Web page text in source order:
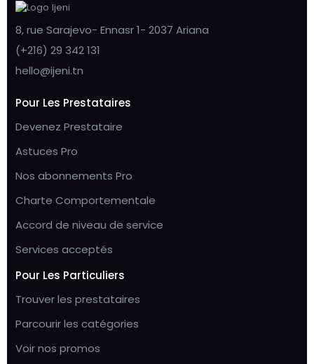
8, rue Sarajevo- Ennasr 1- 2037 Ariana
(+216) 29 342 131
hello@ijeni.tn
Pour Les Prestataires
Devenez Prestataire
Astuces Pro
Nos abonnements Pro
Charte Comportementale
Accord de niveau de service
Services acceptés
Pour Les Particuliers
Trouver les prestataires
Parcourir les catégories
Voir nos promos